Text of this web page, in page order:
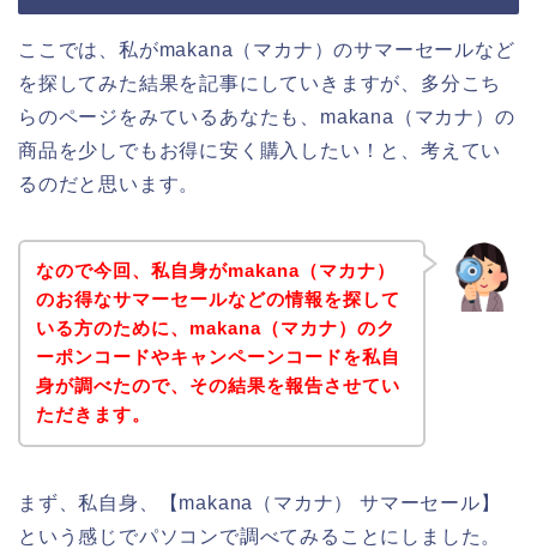
ここでは、私がmakana（マカナ）のサマーセールなど
を探してみた結果を記事にしていきますが、多分こち
らのページをみているあなたも、makana（マカナ）の
商品を少しでもお得に安く購入したい！と、考えてい
るのだと思います。
なので今回、私自身がmakana（マカナ）
のお得なサマーセールなどの情報を探して
いる方のために、makana（マカナ）のク
ーポンコードやキャンペーンコードを私自
身が調べたので、その結果を報告させてい
ただきます。
まず、私自身、【makana（マカナ） サマーセール】
という感じでパソコンで調べてみることにしました。